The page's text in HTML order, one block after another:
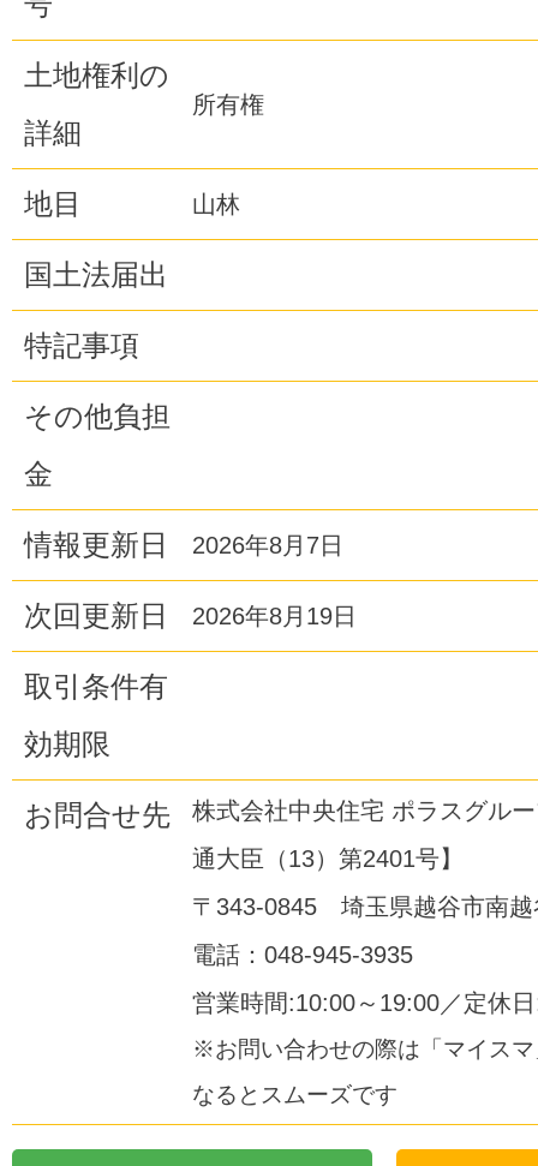
土地権利の
詳細
所有権
地目 山林
国土法届出
特記事項
その他負担
金
情報更新日 2026年8月7日
次回更新日 2026年8月19日
取引条件有
効期限
お問合せ先
株式会社中央住宅 ポラスグル
通大臣（13）第2401号】
〒343-0845 埼玉県越谷市南越
電話：048-945-3935
営業時間:10:00～19:00／定休
※お問い合わせの際は「マイス
なるとスムーズです